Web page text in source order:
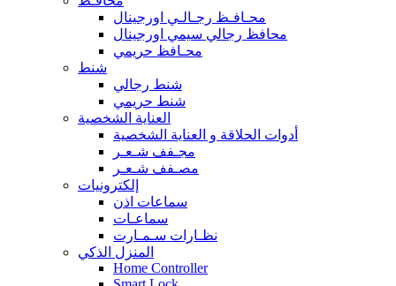
محـافـظ رجـالـي اورجينال
محافظ رجالي سيمي اورجينال
محـافظ حريمي
شنط
شنط رجالي
شنط حريمي
العناية الشخصية
أدوات الحلاقة و العناية الشخصية
مجـفف شـعـر
مصـفف شـعـر
إلكترونيات
سماعات اذن
سماعـات
نظـارات سـمـارت
المنزل الذكي
Home Controller